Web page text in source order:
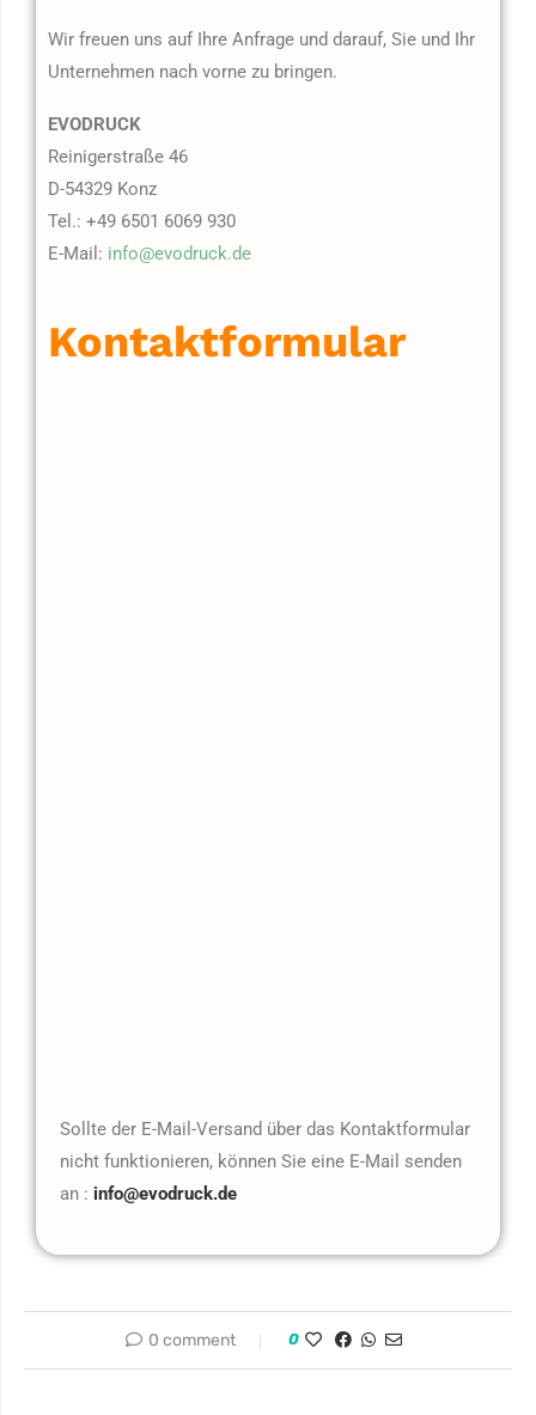
Wir freuen uns auf Ihre Anfrage und darauf, Sie und Ihr
Unternehmen nach vorne zu bringen.
EVODRUCK
Reinigerstraße 46
D-54329 Konz
Tel.: +49 6501 6069 930
E-Mail: info@evodruck.de
Kontaktformular
Sollte der E-Mail-Versand über das Kontaktformular
nicht funktionieren, können Sie eine E-Mail senden
an : info@evodruck.de
0 comment 0